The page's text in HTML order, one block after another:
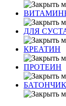
ДЛЯ
КРЕАТИН
ПРОТЕИН